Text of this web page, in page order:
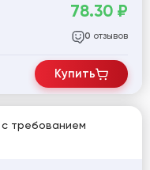
78.30 ₽
0 отзывов
Купить
требованием